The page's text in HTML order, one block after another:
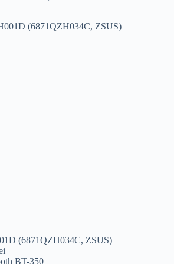
(6871QZH034C, ZSUS)
curent